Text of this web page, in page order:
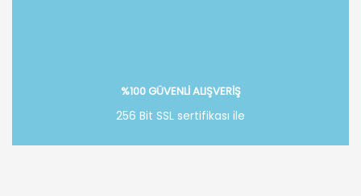
%100 GÜVENLİ ALIŞVERİŞ
256 Bit SSL sertifikası ile